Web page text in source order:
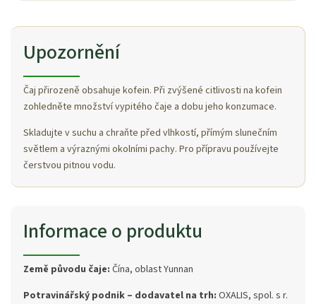
Upozornění
Čaj přirozeně obsahuje kofein. Při zvýšené citlivosti na kofein
zohledněte množství vypitého čaje a dobu jeho konzumace.
Skladujte v suchu a chraňte před vlhkostí, přímým slunečním
světlem a výraznými okolními pachy. Pro přípravu používejte
čerstvou pitnou vodu.
Informace o produktu
Země původu čaje: Čína, oblast Yunnan
Potravinářský podnik – dodavatel na trh: OXALIS, spol. s r.